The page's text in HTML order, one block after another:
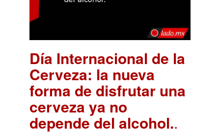
Día Internacional de la
Cerveza: la nueva
forma de disfrutar una
cerveza ya no
depende del alcohol..